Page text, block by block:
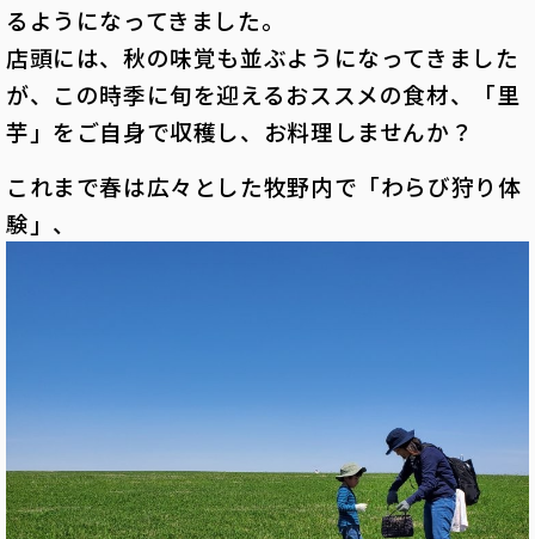
るようになってきました。
店頭には、秋の味覚も並ぶようになってきました
が、この時季に旬を迎えるおススメの食材、「里
芋」をご自身で収穫し、お料理しませんか？
これまで春は広々とした牧野内で「わらび狩り体
験」、